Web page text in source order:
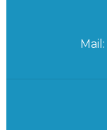
Mail: